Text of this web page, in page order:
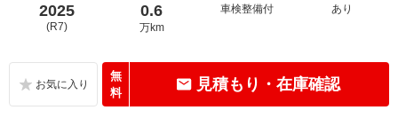
2025
(R7)
0.6
万km
車検整備付
あり
無
料
見積もり・在庫確認